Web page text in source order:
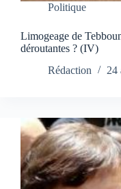
Politique
Limogeage de
déroutantes ? (IV)
Rédaction
24